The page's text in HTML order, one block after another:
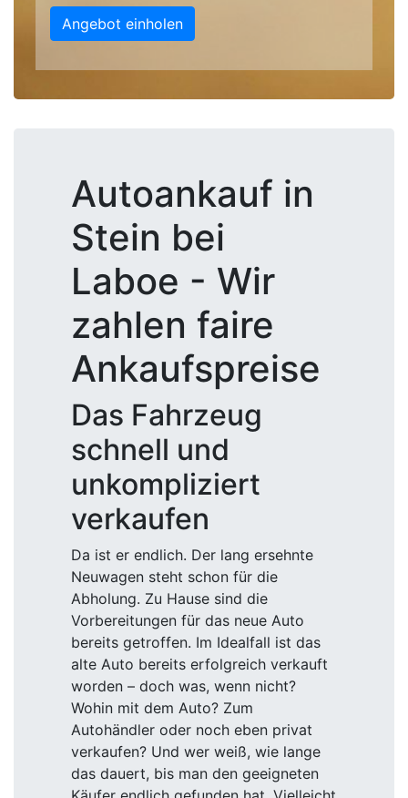
Angebot einholen
Autoankauf in
Stein bei
Laboe - Wir
zahlen faire
Ankaufspreise
Das Fahrzeug
schnell und
unkompliziert
verkaufen
Da ist er endlich. Der lang ersehnte
Neuwagen steht schon für die
Abholung. Zu Hause sind die
Vorbereitungen für das neue Auto
bereits getroffen. Im Idealfall ist das
alte Auto bereits erfolgreich verkauft
worden – doch was, wenn nicht?
Wohin mit dem Auto? Zum
Autohändler oder noch eben privat
verkaufen? Und wer weiß, wie lange
das dauert, bis man den geeigneten